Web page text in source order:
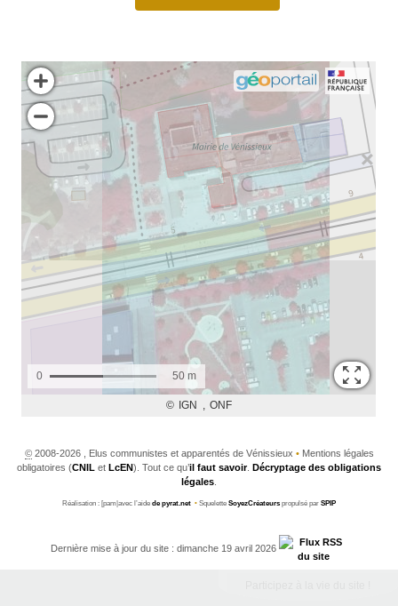
©2008-2026 , Elus communistes et apparentés de Vénissieux •Mentions légales
obligatoires (CNIL et LcEN). Tout ce qu’il faut savoir. Décryptage des obligations
légales
Réalisation : [pam|avec l’aide de pyrat.net • Squelette SoyezCréateurs propulsé par SPIP
Dernière mise à jour du site : dimanche 19 avril 2026